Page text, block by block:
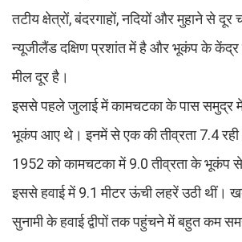
तटीय क्षेत्रों, बंदरगाहों, नदियों और मुहाने से दूर
न्यूजीलैंड दक्षिण प्रशांत में है और भूकंप के
मील दूर है।
इससे पहले जुलाई में कामचटका के पास समुद्र में
भूकंप आए थे। इनमें से एक की तीव्रता 7.4 रही
1952 को कामचटका में 9.0 तीव्रता के भूकंप से
इससे हवाई में 9.1 मीटर ऊंची लहरें उठी थीं।
सुनामी के हवाई द्वीपों तक पहुंचने में बहुत कम